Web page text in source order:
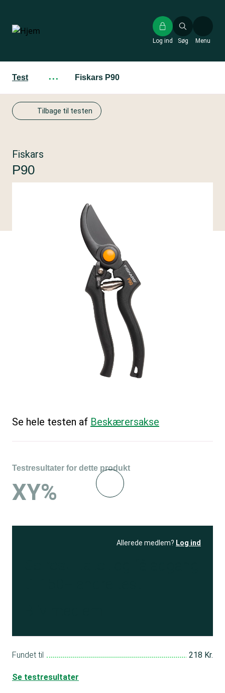
hovedindhold
Søg
Log ind Menu
Test ··· Fiskars P90
Tilbage til testen
Fiskars
P90
Se hele testen af Beskærersakse
Testresultater for dette produkt
XY%
Allerede medlem? Log ind
Fundet til 218 Kr.
Se testresultater